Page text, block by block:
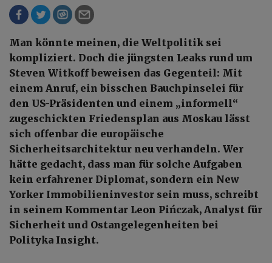
Man könnte meinen, die Weltpolitik sei
kompliziert. Doch die jüngsten Leaks rund um
Steven Witkoff beweisen das Gegenteil: Mit
einem Anruf, ein bisschen Bauchpinselei für
den US-Präsidenten und einem „informell“
zugeschickten Friedensplan aus Moskau lässt
sich offenbar die europäische
Sicherheitsarchitektur neu verhandeln. Wer
hätte gedacht, dass man für solche Aufgaben
kein erfahrener Diplomat, sondern ein New
Yorker Immobilieninvestor sein muss, schreibt
in seinem Kommentar Leon Pińczak, Analyst für
Sicherheit und Ostangelegenheiten bei
Polityka Insight.